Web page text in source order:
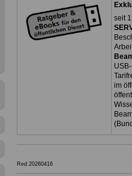
seit
im
Red 20260416